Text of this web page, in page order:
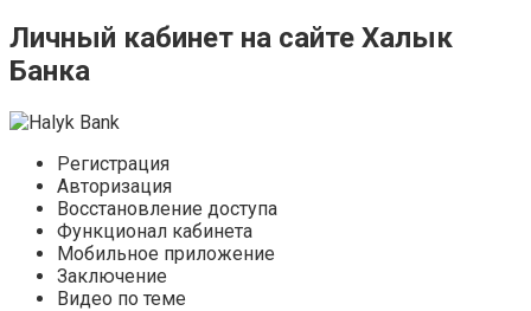
Личный кабинет на сайте Халык
Банка
Регистрация
Авторизация
Восстановление доступа
Функционал кабинета
Мобильное приложение
Заключение
Видео по теме